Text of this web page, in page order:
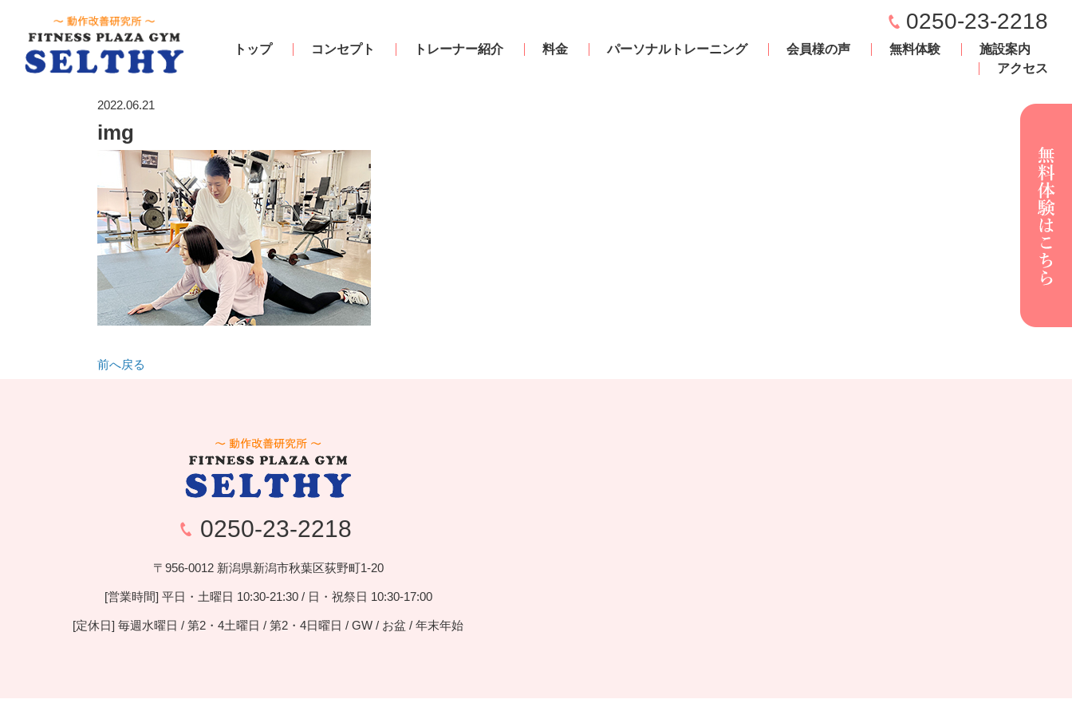
0250-23-2218
トップ コンセプト トレーナー紹介 料金 パーソナルトレーニング 会員様の声 無料体験
施設案内
アクセス
2022.06.21
img
前へ戻る
0250-23-2218
〒956-0012 新潟県新潟市秋葉区荻野町1-20
[営業時間] 平日・土曜日 10:30-21:30 / 日・祝祭日 10:30-17:00
[定休日] 毎週水曜日 / 第2・4土曜日 / 第2・4日曜日 / GW / お盆 / 年末年始